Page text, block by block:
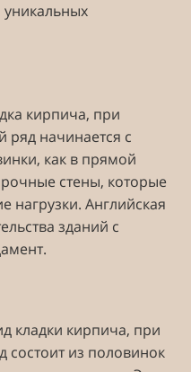
уникальных
кирпича, при
начинается с
как в прямой
стены, которые
нагрузки. Английская
зданий с
кладки кирпича, при
состоит из половинок